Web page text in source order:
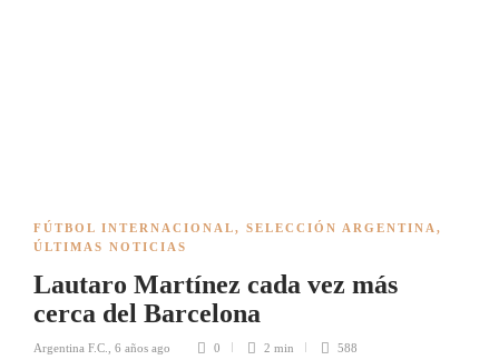
FÚTBOL INTERNACIONAL, SELECCIÓN ARGENTINA ,
ÚLTIMAS NOTICIAS
Lautaro Martínez cada vez más
cerca del Barcelona
Argentina F.C. 6 años ago 0 2 min 588